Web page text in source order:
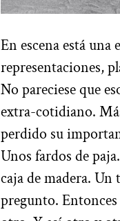
En escena está
representaciones,
No pareciese que
extra-cotidiano.
perdido su
Unos fardos de
caja de madera.
pregunto. Entonces